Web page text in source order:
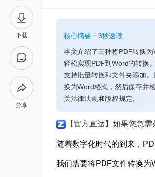
下载
分享
核心摘要・3秒速读
本文介绍了三种将PDF转换
轻松实现PDF到Word的转换
支持批量转换和文件夹添加
换为Word格式，然后保存并
关法律法规和版权规定。
【官方直达】如果您急需
随着数字化时代的到来，
我们需要将PDF文件转换为